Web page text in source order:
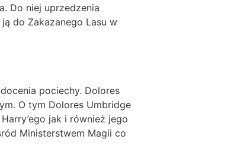
Do niej uprzedzenia
do Zakazanego Lasu w
pociechy. Dolores
O tym Dolores Umbridge
jak i również jego
Ministerstwem Magii co